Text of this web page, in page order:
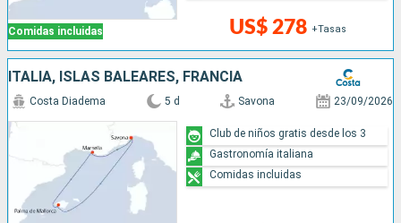
Comidas incluidas US$ 278 +Tasas
ITALIA, ISLAS BALEARES, FRANCIA
Costa Diadema 5 d Savona 23/09/2026
Club de niños gratis desde los 3
Gastronomía italiana
Comidas incluidas